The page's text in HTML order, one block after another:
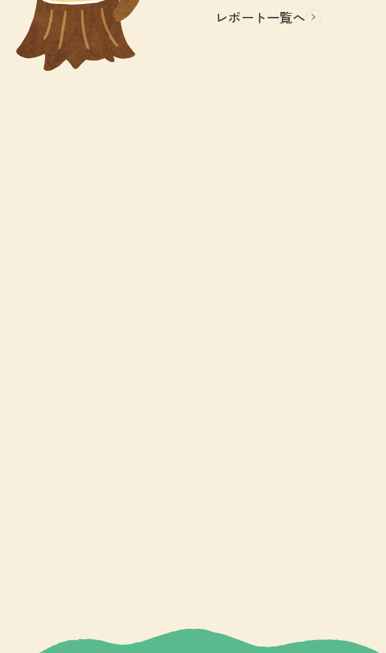
レポート一覧へ